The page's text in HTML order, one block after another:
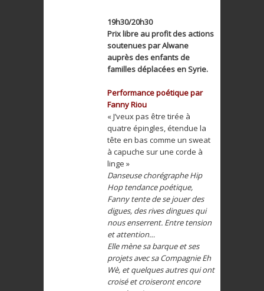
19h30/20h30
Prix libre au profit des actions
soutenues par Alwane
auprès des enfants de
familles déplacées en Syrie.
Performance poétique par
Fanny Riou
« J’veux pas être tirée à
quatre épingles, étendue la
tête en bas comme un sweat
à capuche sur une corde à
linge »
Danseuse chorégraphe Hip
Hop tendance poétique,
Fanny tente de se jouer des
digues, des rives dingues qui
nous enserrent. Entre tension
et attention…
Elle mène sa barque et ses
projets avec sa Compagnie Eh
Wè, et quelques autres qui ont
croisé et croiseront encore